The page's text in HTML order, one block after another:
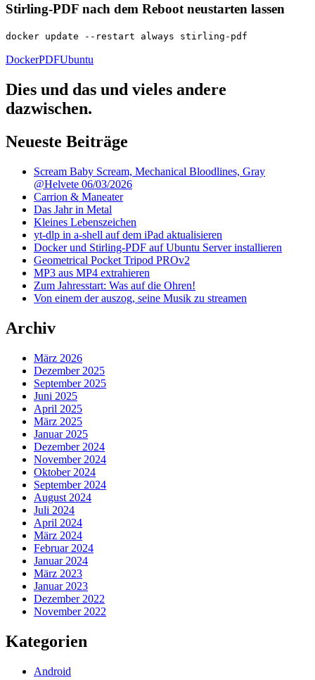
Stirling-PDF nach dem Reboot neustarten lassen
docker update --restart always stirling-pdf
DockerPDFUbuntu
Dies und das und vieles andere
dazwischen.
Neueste Beiträge
Scream Baby Scream, Mechanical Bloodlines, Gray
@Helvete 06/03/2026
Carrion & Maneater
Das Jahr in Metal
Kleines Lebenszeichen
yt-dlp in a-shell auf dem iPad aktualisieren
Docker und Stirling-PDF auf Ubuntu Server installieren
Geometrical Pocket Tripod PROv2
MP3 aus MP4 extrahieren
Zum Jahresstart: Was auf die Ohren!
Von einem der auszog, seine Musik zu streamen
Archiv
März 2026
Dezember 2025
September 2025
Juni 2025
April 2025
März 2025
Januar 2025
Dezember 2024
November 2024
Oktober 2024
September 2024
August 2024
Juli 2024
April 2024
März 2024
Februar 2024
Januar 2024
März 2023
Januar 2023
Dezember 2022
November 2022
Kategorien
Android